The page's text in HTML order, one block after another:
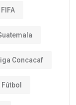
FIFA
Concacaf